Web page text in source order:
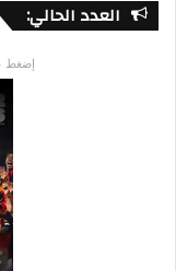
العدد الحالي:
إضغط